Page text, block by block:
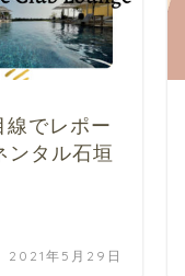
線でレポー
ンタル石垣
2021年5月29日